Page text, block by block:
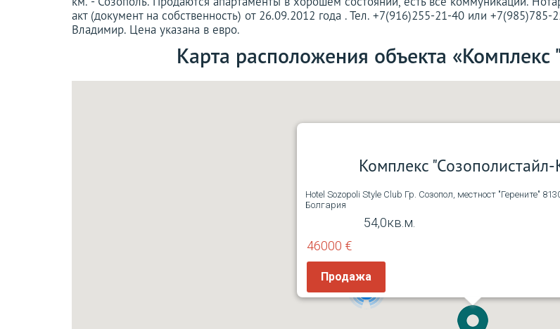
акт (документ на собственность) от 26.09.2012 года . Тел. +7(916)255-21-40 или +7(985)785-
Владимир. Цена указана в евро.
Карта расположения объекта «Комплекс
Комплекс
Hotel Sozopoli Style Club Гр. Созопол, местност "Герените"
Болгария
54,0кв.м.
46000 €
Продажа